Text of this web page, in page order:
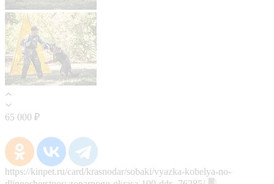
65 000 ₽
https://kinpet.ru/card/krasnodar/sobaki/vyazka-kobelya-no-